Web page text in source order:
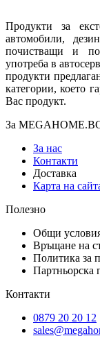
Продукти за
автомобили,
почистващи и
употреба в
продукти
категории, което
Вас продукт.
За
За нас
Контакти
Доставка
Карта на
Полезно
Общи
Връщане на
Политика за
Партньорска
Контакти
0879 20 20 12